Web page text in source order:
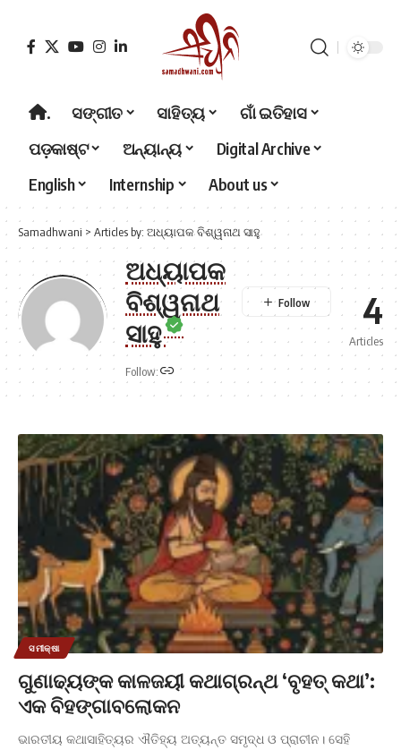
. ସଙ୍ଗୀତ ସାହିତ୍ୟ
ଗାଁ ଇତିହାସ
ପଡ଼କାଷ୍ଟ
ଅନ୍ୟାନ୍ୟ
Digital Archive
English
Internship About us
Samadhwani > Articles by: ଅଧ୍ୟାପକ ବିଶ୍ୱନାଥ ସାହୁ
ଅଧ୍ୟାପକ
ବିଶ୍ୱନାଥ
ସାହୁ
Follow:
4
Articles
ସମୀକ୍ଷା
ଗୁଣାଢ୍ୟଙ୍କ କାଳଜୟୀ କଥାଗ୍ରନ୍ଥ ‘ବୃହତ୍ କଥା’:
ଏକ ବିହଙ୍ଗାବଲୋକନ
ଭାରତୀୟ କଥାସାହିତ୍ୟର ଐତିହ୍ୟ ଅତ୍ୟନ୍ତ ସମୃଦ୍ଧ ଓ ପ୍ରାଚୀନ। ସେହି